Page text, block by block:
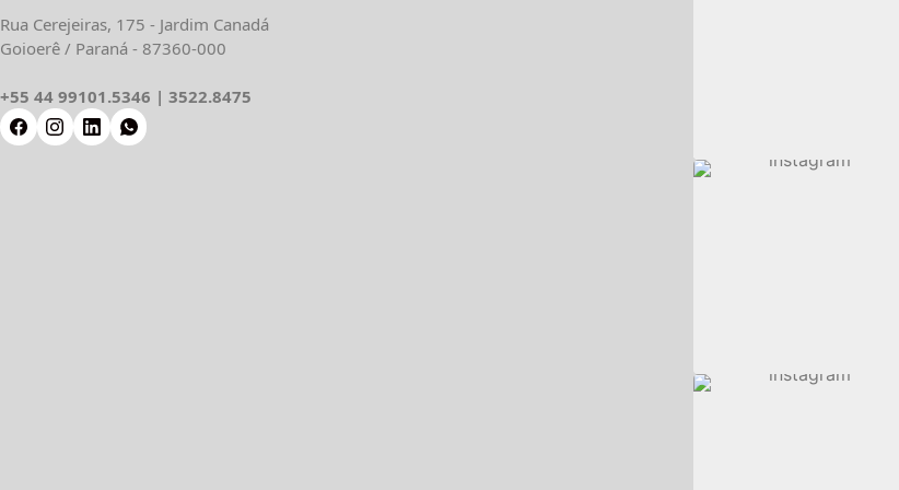
Rua Cerejeiras, 175 - Jardim Canadá
Goioerê / Paraná - 87360-000
+55 44 99101.5346 | 3522.8475